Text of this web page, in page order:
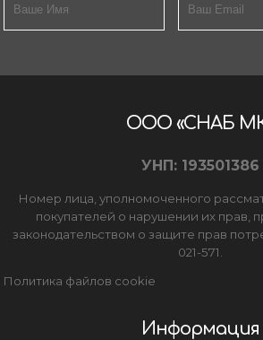
ООО «СНАБ
УНП: 193501386
Номер лица, уполномоченного
покупателей о нарушении их прав,
законодательством о защите прав
021-571.
Политика файлов cookie
Информация